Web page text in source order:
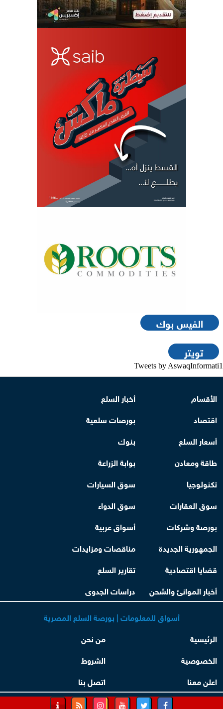
الفيس بوك
تويتر
Tweets by AswaqInformati1
الأقسام
أخبار السلع
اقتصاد
بورصات سلعية
أسعار السلع
بنوك
طاقة ومعادن
بوابة الزراعة
تكنولوجيا
سوق السيارات
سوق العقارات
سوق الدواء
بورصة وشركات
أسواق عربية
الجمهورية الجديدة
مناقصات ومزايدات
قضايا اقتصادية
تقارير السلع
أخبار الموانئ والشحن
دراسات الجدوى
أسواق للمعلومات | بورصة السلع المصرية
الرئيسية
من نحن
الخصوصية
الشروط
اعلن معنا
اتصل بنا